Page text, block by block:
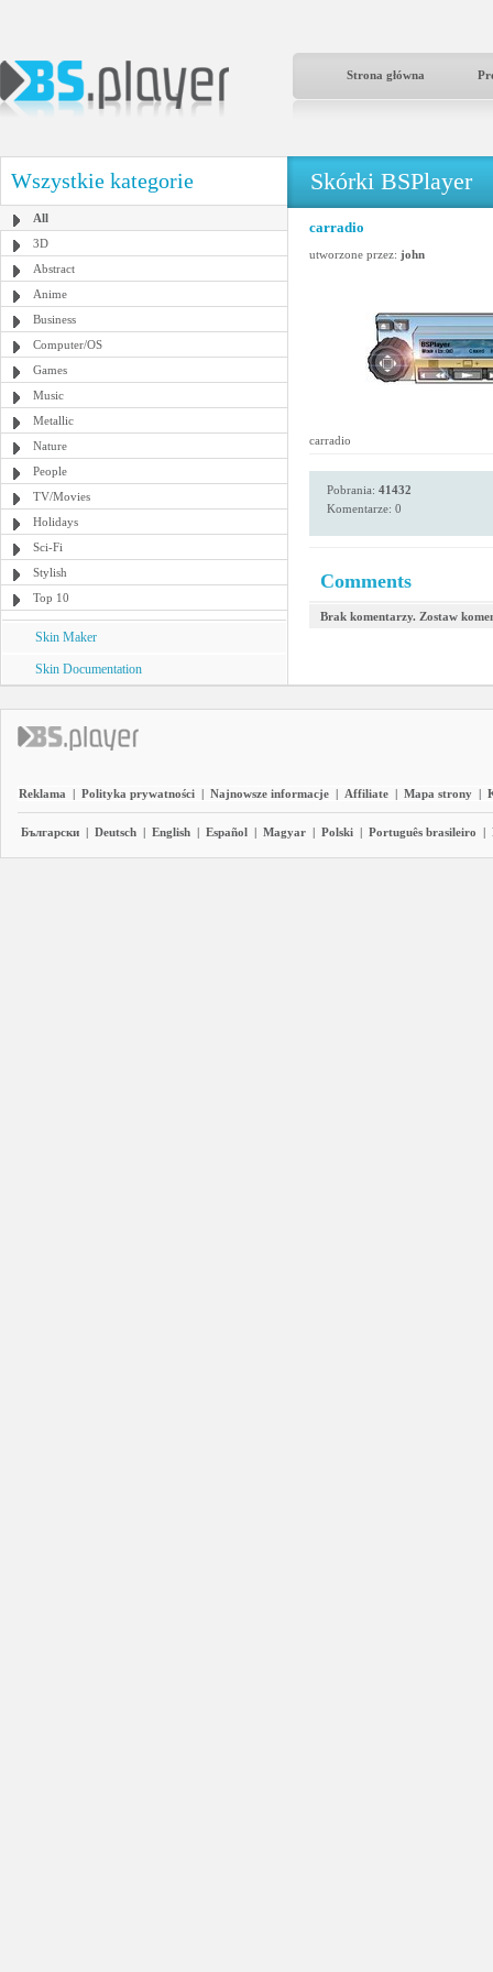
Strona główna
Wszystkie kategorie
All
3D
Abstract
Anime
Business
Computer/OS
Games
Music
Metallic
Nature
People
TV/Movies
Holidays
Sci-Fi
Stylish
Top 10
Skin Maker
Skin Documentation
Skórki BSPlayer
carradio
utworzone przez: john
carradio
Pobrania: 41432
Komentarze: 0
Comments
Brak komentarzy. Zostaw
Reklama | Polityka prywatności | Najnowsze informacje | Affiliate | Mapa strony |
Български | Deutsch | English | Español | Magyar | Polski | Português brasileiro |